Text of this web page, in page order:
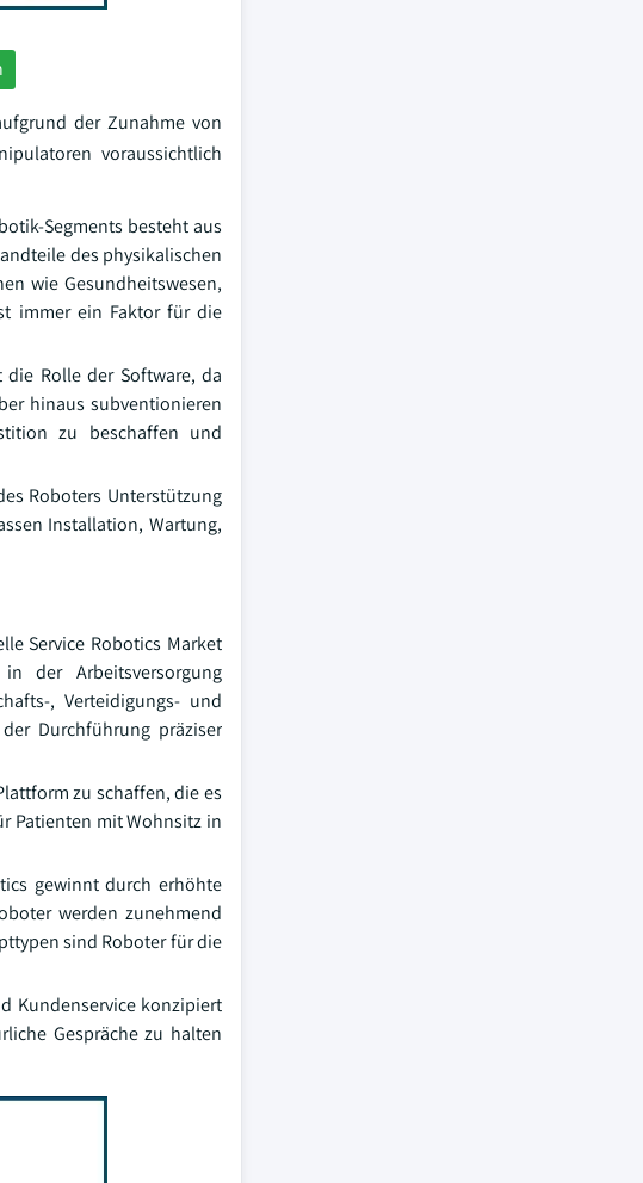
der Zunahme von
voraussichtlich
Segments besteht aus
des physikalischen
wie Gesundheitswesen,
immer ein Faktor für die
Rolle der Software, da
hinaus subventionieren
zu beschaffen und
Roboters Unterstützung
Installation, Wartung,
Service Robotics Market
der Arbeitsversorgung
, Verteidigungs- und
Durchführung präziser
zu schaffen, die es
Patienten mit Wohnsitz in
gewinnt durch erhöhte
werden zunehmend
sind Roboter für die
Kundenservice konzipiert
Gespräche zu halten